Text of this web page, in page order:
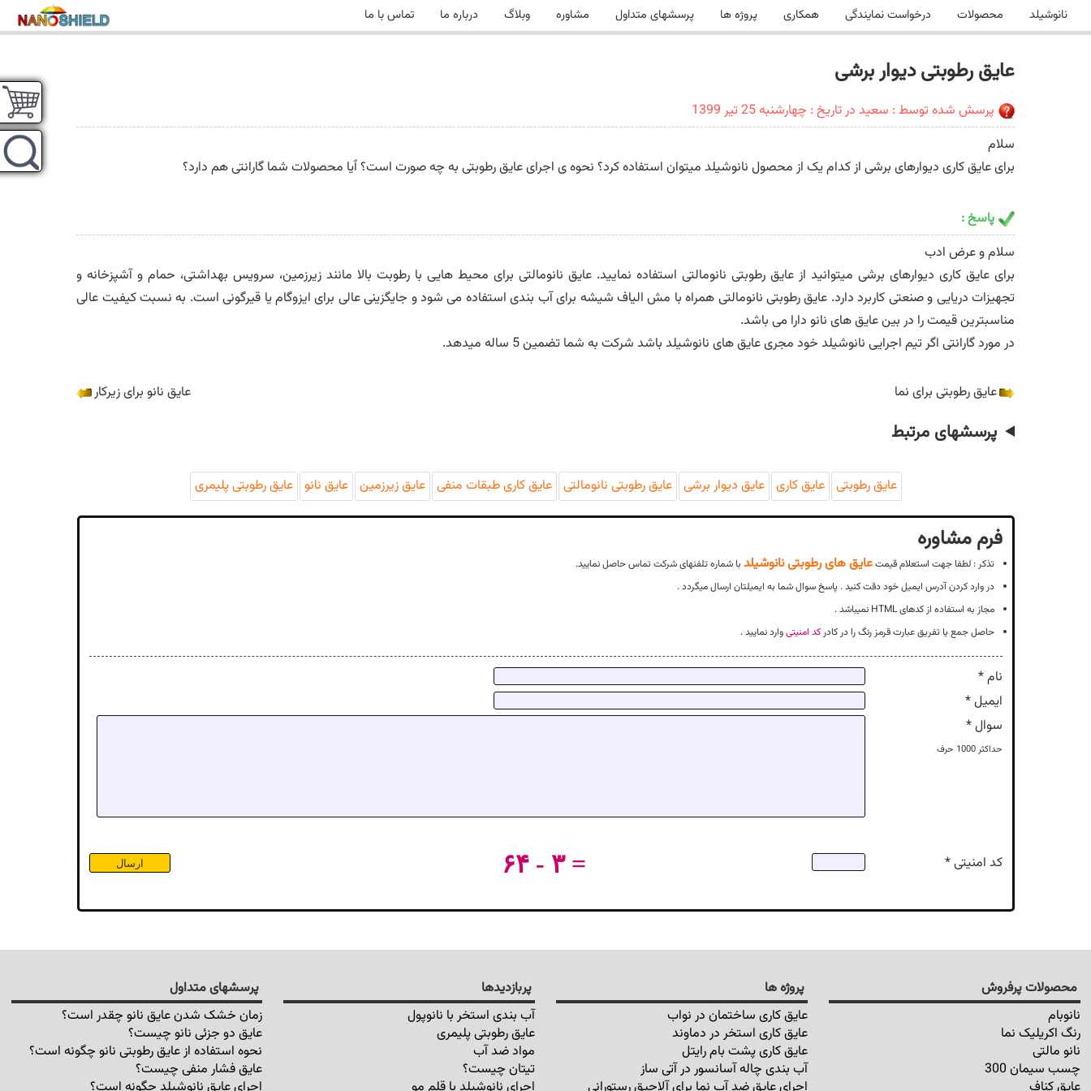
نانوشیلد محصولات درخواست نمایندگی همکاری پروژه ها پرسشهای متداول مشاوره وبلاگ درباره ما تماس با ما
عایق رطوبتی دیوار برشی
پرسش شده توسط : سعید در تاریخ : چهارشنبه 25 تیر 1399
سلام
برای عایق کاری دیوارهای برشی از کدام یک از محصول نانوشیلد میتوان استفاده کرد؟ نحوه ی اجرای عایق رطوبتی به چه صورت است؟ ٱیا محصولات شما گارانتی هم دارد؟
پاسخ :
سلام و عرض ادب
برای عایق کاری دیوارهای برشی میتوانید از عایق رطوبتی نانومالتی استفاده نمایید. عایق نانومالتی برای محیط هایی با رطوبت بالا مانند زیرزمین، سرویس بهداشتی، حمام و آشپزخانه و
تجهیزات دریایی و صنعتی کاربرد دارد. عایق رطوبتی نانومالتی همراه با مش الیاف شیشه برای آب بندی استفاده می شود و جایگزینی عالی برای ایزوگام یا قیرگونی است. به نسبت کیفیت عالی
مناسبترین قیمت را در بین عایق های نانو دارا می باشد.
در مورد گارانتی اگر تیم اجرایی نانوشیلد خود مجری عایق های نانوشیلد باشد شرکت به شما تضمین 5 ساله میدهد.
عایق رطوبتی برای نما عایق نانو برای زیرکار
پرسشهای مرتبط
عایق رطوبتی عایق کاری عایق دیوار برشی عایق رطوبتی نانومالتی عایق کاری طبقات منفی عایق زیرزمین عایق نانو عایق رطوبتی پلیمری
فرم مشاوره
تذکر : لطفا جهت استعلام قیمتعایق های رطوبتی نانوشیلد با شماره تلفنهای شرکت تماس حاصل نمایید.
در وارد کردن آدرس ایمیل خود دقت کنید . پاسخ سوال شما به ایمیلتان ارسال میگردد .
مجاز به استفاده از کدهای HTML نمیباشد .
حاصل جمع یا تفریق عبارت قرمز رنگ را در کادرکد امنیتیوارد نمایید .
نام *
ایمیل *
سوال *
حداکثر1000 حرف
کد امنیتی * ۶۴ - ۳ =
محصولات پرفروش
نانوبام
رنگ اکریلیک نما
نانو مالتی
چسب سیمان 300
پروژه ها
عایق کاری ساختمان در نواب
عایق کاری استخر در دماوند
عایق کاری پشت بام رایتل
آب بندی چاله آسانسور در آتی ساز
پربازدیدها
آب بندی استخر با نانوپول
عایق رطوبتی پلیمری
مواد ضد آب
تیتان چیست؟
پرسشهای متداول
زمان خشک شدن عایق نانو چقدر است؟
عایق دو جزئی نانو چیست؟
نحوه استفاده از عایق رطوبتی نانو چگونه است؟
عایق فشار منفی چیست؟